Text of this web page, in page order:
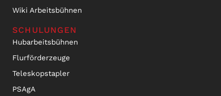
Wiki Arbeitsbühnen
SCHULUNGEN
Hubarbeitsbühnen
Flurförderzeuge
Teleskopstapler
PSAgA